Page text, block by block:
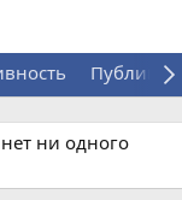
ни одного